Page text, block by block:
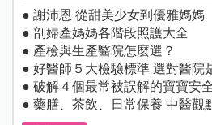
● 謝沛恩 從甜美少女到優雅媽媽
● 剖婦產媽媽各階段照護大全
● 產檢與生產醫院怎麼選？
● 好醫師５大檢驗標準 選對醫院
● 破解４個最常被誤解的寶寶安
● 藥膳、茶飲、日常保養 中醫觀